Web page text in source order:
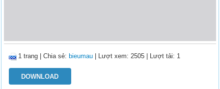
1 trang |Chia sẻ: bieumau | Lượt xem: 2505 | Lượt tải: 1
DOWNLOAD